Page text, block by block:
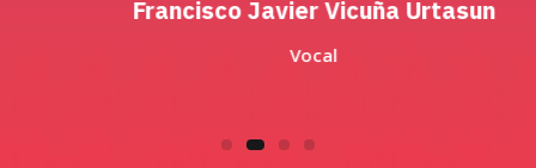
Francisco Javier Vicuña Urtasun
Vocal